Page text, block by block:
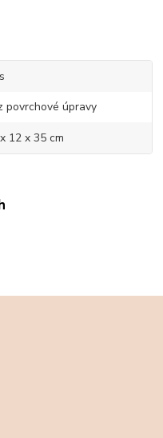
povrchové úpravy
12 x 35 cm